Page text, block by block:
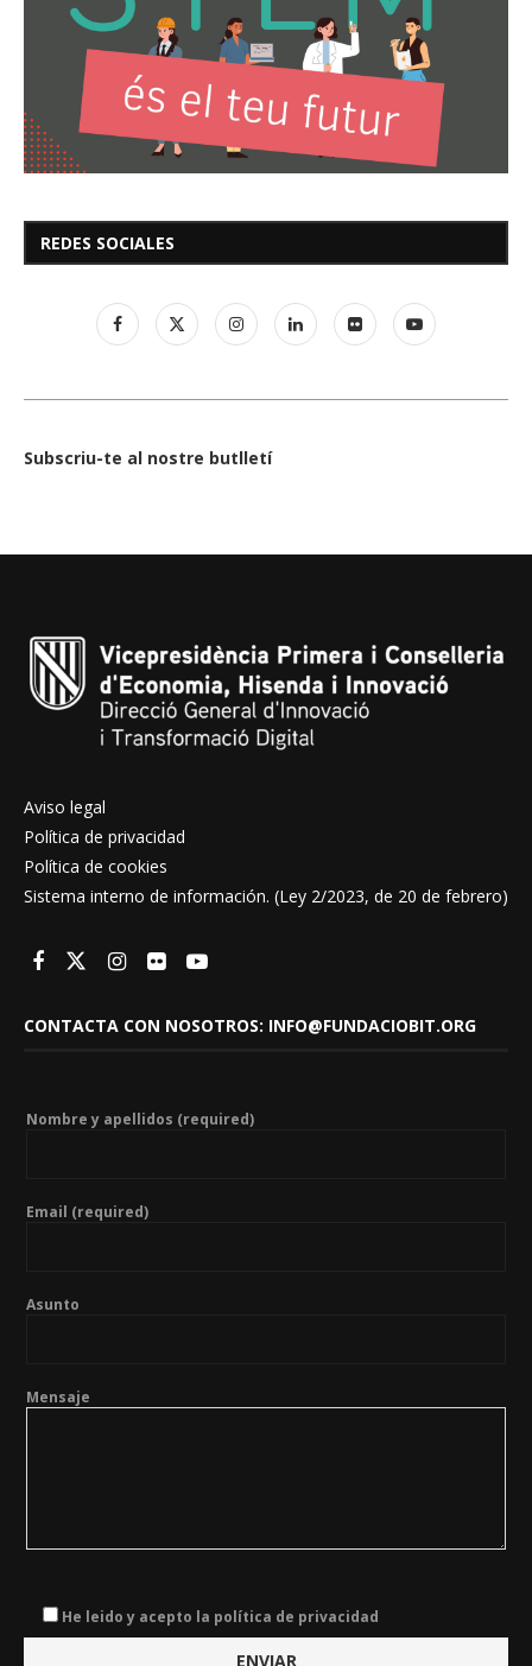
REDES SOCIALES
Subscriu-te al nostre butlletí
Aviso legal
Política de privacidad
Política de cookies
Sistema interno de información. (Ley 2/2023, de 20 de febrero)
CONTACTA CON NOSOTROS: INFO@FUNDACIOBIT.ORG
Nombre y apellidos (required)
Email (required)
Asunto
Mensaje
He leido y acepto la política de privacidad